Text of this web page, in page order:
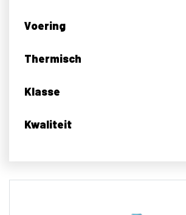
Voering
Thermisch
Klasse
Kwaliteit